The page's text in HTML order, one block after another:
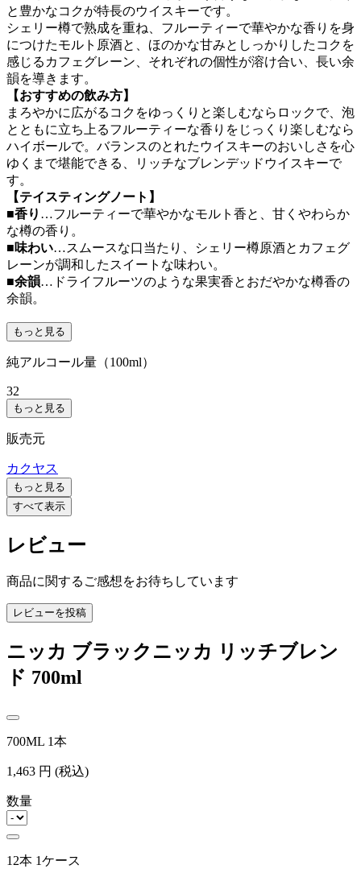
と豊かなコクが特長のウイスキーです。
シェリー樽で熟成を重ね、フルーティーで華やかな香りを身
につけたモルト原酒と、ほのかな甘みとしっかりしたコクを
感じるカフェグレーン、それぞれの個性が溶け合い、長い余
韻を導きます。
【おすすめの飲み方】
まろやかに広がるコクをゆっくりと楽しむならロックで、泡
とともに立ち上るフルーティーな香りをじっくり楽しむなら
ハイボールで。バランスのとれたウイスキーのおいしさを心
ゆくまで堪能できる、リッチなブレンデッドウイスキーで
す。
【テイスティングノート】
■香り …フルーティーで華やかなモルト香と、甘くやわらか
な樽の香り。
■味わい…スムースな口当たり、シェリー樽原酒とカフェグ
レーンが調和したスイートな味わい。
■余韻…ドライフルーツのような果実香とおだやかな樽香の
余韻。
もっと見る
純アルコール量（100ml）
32
もっと見る
販売元
カクヤス
もっと見る
すべて表示
レビュー
商品に関するご感想をお待ちしています
レビューを投稿
ニッカ ブラックニッカ リッチブレン
ド 700ml
700ML 1本
1,463 円 (税込)
数量
12本 1ケース